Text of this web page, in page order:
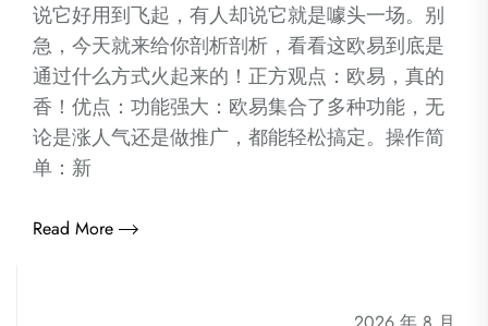
说它好用到飞起，有人却说它就是噱头一场。别
急，今天就来给你剖析剖析，看看这欧易到底是
通过什么方式火起来的！正方观点：欧易，真的
香！优点：功能强大：欧易集合了多种功能，无
论是涨人气还是做推广，都能轻松搞定。操作简
单：新
Read More